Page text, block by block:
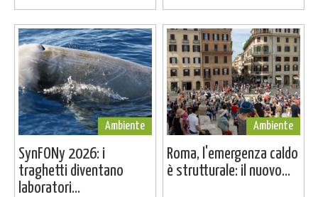
Ambiente
SynFONy 2026: i
traghetti diventano
laboratori...
Ambiente
Roma, l'emergenza caldo
è strutturale: il nuovo...